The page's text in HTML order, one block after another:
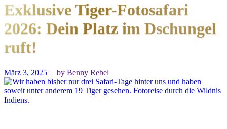
Exklusive Tiger-Fotosafari
2026: Dein Platz im Dschungel
ruft!
März 3, 2025 | by Benny Rebel